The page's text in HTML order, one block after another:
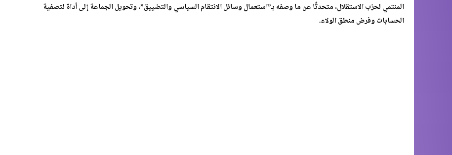
المنتمي لحزب الاستقلال، متحدثًا عن ما وصفه بـ”استعمال وسائل الانتقام السياسي والتضييق”، وتحويل الجماعة إلى أداة لتصفية
الحسابات وفرض منطق الولاء.